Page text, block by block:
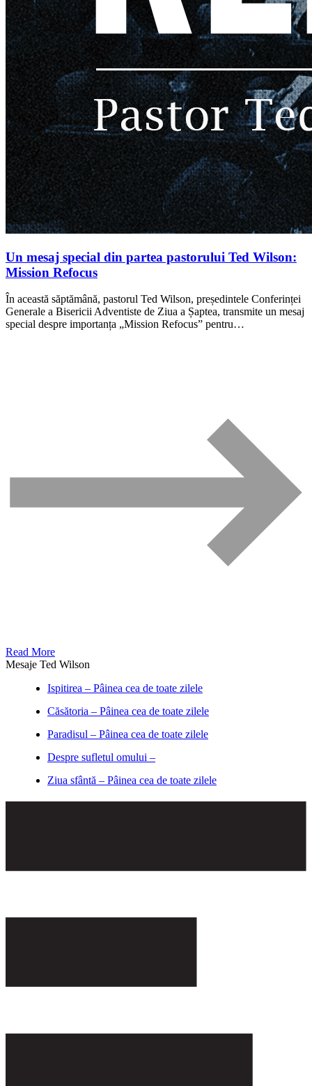
Un mesaj special din partea pastorului Ted Wilson:
Mission Refocus
În această săptămână, pastorul Ted Wilson, președintele Conferinței
Generale a Bisericii Adventiste de Ziua a Șaptea, transmite un mesaj
special despre importanța „Mission Refocus” pentru…
Read More
Mesaje Ted Wilson
Ispitirea – Pâinea cea de toate zilele
Căsătoria – Pâinea cea de toate zilele
Paradisul – Pâinea cea de toate zilele
Despre sufletul omului –
Ziua sfântă – Pâinea cea de toate zilele